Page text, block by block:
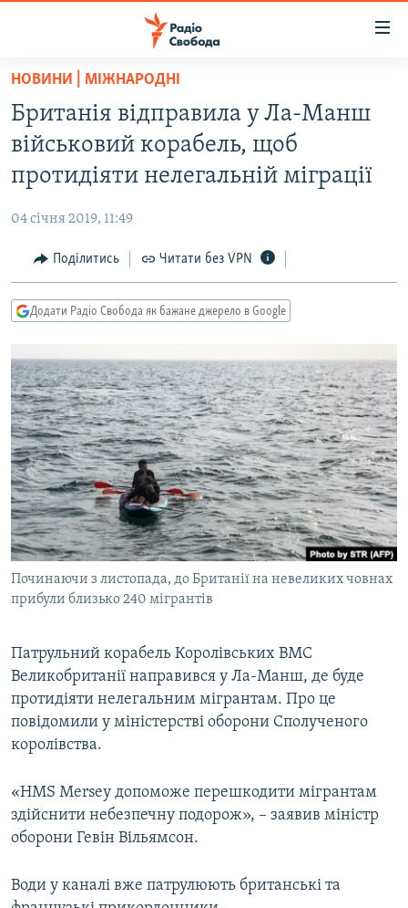
Перейти
основного
матеріалу
до
основної
Перейти
до
пошуку
ВСЕ ЗА ДОБУ
СУСПІЛЬСТВО
УКРАЇНА
СВІТ
РОСІЙСЬКА «ФІЛЬТРАЦІЯ»
ДОНБАС.РЕАЛІЇ
ТИ ЯК?
СХЕМИ
КИТАЙ.ВИКЛИКИ
МУЛЬТИМЕДІА
ФОТО
СПЕЦПРОЄКТИ
ПОДКАСТИ
КРИМ РЕАЛІЇ
РУС
КТАТ
ДОЛУЧАЙСЯ!
Усі сайти RFE/RL
НОВИНИ | МІЖНАРОДНІ
Британія відправила у Ла-Манш
військовий корабель, щоб
протидіяти нелегальній міграції
04 січня 2019, 11:49
Поділитись Читати без VPN
Додати Радіо Свобода як бажане джерело в Google
Починаючи з листопада, до Британії на невеликих човнах
прибули близько 240 мігрантів
Патрульний корабель Королівських ВМС
Великобританії направився у Ла-Манш, де буде
протидіяти нелегальним мігрантам. Про це
повідомили у міністерстві оборони Сполученого
королівства.
«HMS Mersey допоможе перешкодити мігрантам
здійснити небезпечну подорож», – заявив міністр
оборони Гевін Вільямсон.
Води у каналі вже патрулюють британські та